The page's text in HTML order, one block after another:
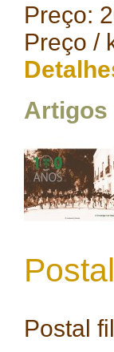
Preço:
Preço /
Artigos
Postal